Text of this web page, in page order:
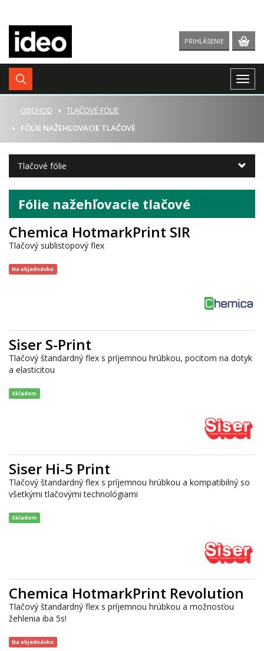
PRIHLÁSENIE
ÚVOD
OBCHOD
TLAČOVÉ FÓLIE
FÓLIE NAŽEHĽOVACIE TLAČOVÉ
Tlačové fólie
Fólie nažehľovacie tlačové
Chemica HotmarkPrint SIR
Tlačový sublistopový flex
Na objednávku
Siser S-Print
Tlačový štandardný flex s príjemnou hrúbkou, pocitom na dotyk
a elasticitou
Skladom
Siser Hi-5 Print
Tlačový štandardný flex s príjemnou hrúbkou a kompatibilný so
všetkými tlačovými technológiami
Skladom
Chemica HotmarkPrint Revolution
Tlačový štandardný flex s príjemnou hrúbkou a možnosťou
žehlenia iba 5s!
Na objednávku